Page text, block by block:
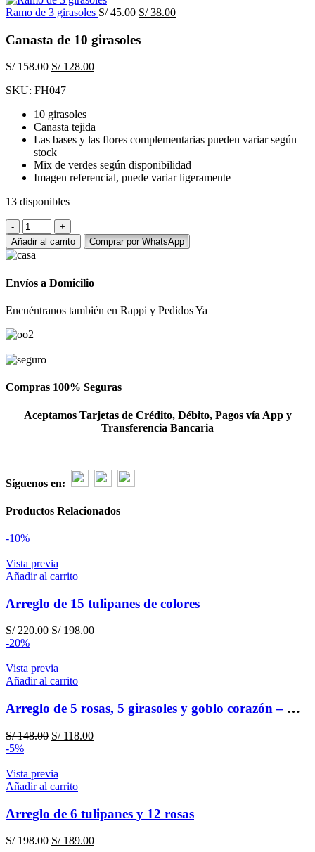
Ramo de 3 girasoles S/45.00 El
original
S/38.00El
Canasta de 10 girasoles
S/158.00 El
original
S/ 158.00.
S/128.00El
SKU: FH047
10 girasoles
Canasta tejida
Las bases y las flores complementarias pueden variar según
stock
Mix de verdes según disponibilidad
Imagen referencial, puede variar ligeramente
13 disponibles
Canasta
de
10
girasoles
Añadir al carrito Comprar por WhatsApp
Envíos a Domicilio
Encuéntranos también en Rappi y Pedidos Ya
Compras 100% Seguras
Aceptamos Tarjetas de Crédito, Débito, Pagos vía App y
Transferencia Bancaria
Síguenos en:
Productos Relacionados
-10%
Vista previa
Añadir al carrito
Arreglo de 15 tulipanes de colores
S/220.00 El
era:
S/ 220.00.
S/198.00El
-20%
Vista previa
Añadir al carrito
Arreglo de 5 rosas, 5 girasoles y goblo corazón – Mi princesa
S/148.00 El
era:
S/ 148.00.
S/118.00El
-5%
Vista previa
Añadir al carrito
Arreglo de 6 tulipanes y 12 rosas
S/198.00 El
S/189.00El